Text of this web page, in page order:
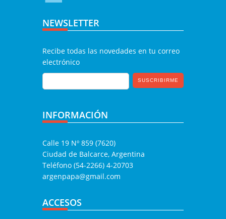
NEWSLETTER
Recibe todas las novedades en tu correo
electrónico
INFORMACIÓN
Calle 19 Nº 859 (7620)
Ciudad de Balcarce, Argentina
Teléfono (54-2266) 4-20703
argenpapa@gmail.com
ACCESOS